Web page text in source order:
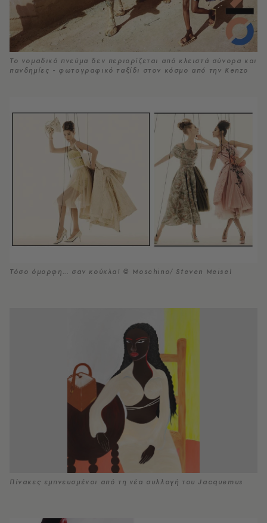
Το νομαδικό πνεύμα δεν περιορίζεται από κλειστά σύνορα και
πανδημίες - φωτογραφικό ταξίδι στον κόσμο από την Kenzo
Τόσο όμορφη... σαν κούκλα! © Moschino/ Steven Meisel
Πίνακες εμπνευσμένοι από τη νέα συλλογή του Jacquemus